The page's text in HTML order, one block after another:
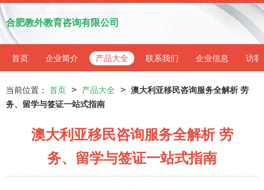
合肥教外教育咨询有限公司
首页 企业简介 产品大全 联系我们 企业信息 访客
当前位置： 首页 > 产品大全 > 澳大利亚移民咨询服务全解析 劳
务、留学与签证一站式指南
澳大利亚移民咨询服务全解析 劳
务、留学与签证一站式指南